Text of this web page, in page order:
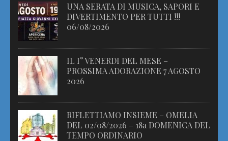
UNA SERATA DI MUSICA, SAPORI E
DIVERTIMENTO PER TUTTI !!!
06/08/2026
IL I° VENERDI DEL MESE –
PROSSIMA ADORAZIONE 7 AGOSTO
2026
RIFLETTIAMO INSIEME – OMELIA
DEL 02/08/2026 – 18a DOMENICA DEL
TEMPO ORDINARIO